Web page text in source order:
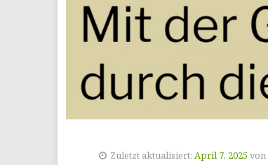
Zuletzt aktualisiert:April 7, 2025 von